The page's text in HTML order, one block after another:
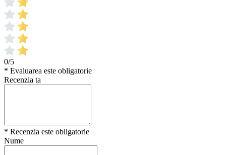
0/5
* Evaluarea este obligatorie
Recenzia ta
* Recenzia este obligatorie
Nume